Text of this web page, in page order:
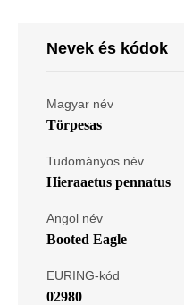
Nevek és kódok
Magyar név
Törpesas
Tudományos név
Hieraaetus pennatus
Angol név
Booted Eagle
EURING-kód
02980